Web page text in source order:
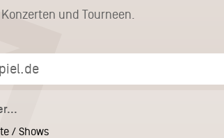
Konzerten und Tourneen.
/ Shows